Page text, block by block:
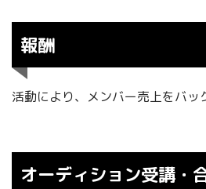
報酬
活動により、メンバー売上をバッ
オーディション受講・